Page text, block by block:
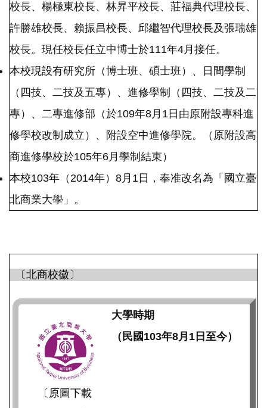
校長、楊極東校長、林昇平校長、莊福典代理校長、
許勝雄校長、賴振昌校長、邱繼智代理校長及張瑞雄
校長。現任校長任立中博士於111年4月接任。
本校現設有研究所（博士班、碩士班）、日間學制
（四技、二技及五專）、進修學制（四技、二技及二
專）、二專進修部（於109年8月1日由原附設專科進
修學校改制成立）、附設空中進修學院。（原附設高
商進修學校於105年6月學制結束）
本校103年（2014年）8月1日，奉准改名為「國立臺
北商業大學」。
〔北商校徽〕
〔原圖下載
大學時期
（民國103年8月1日至今）